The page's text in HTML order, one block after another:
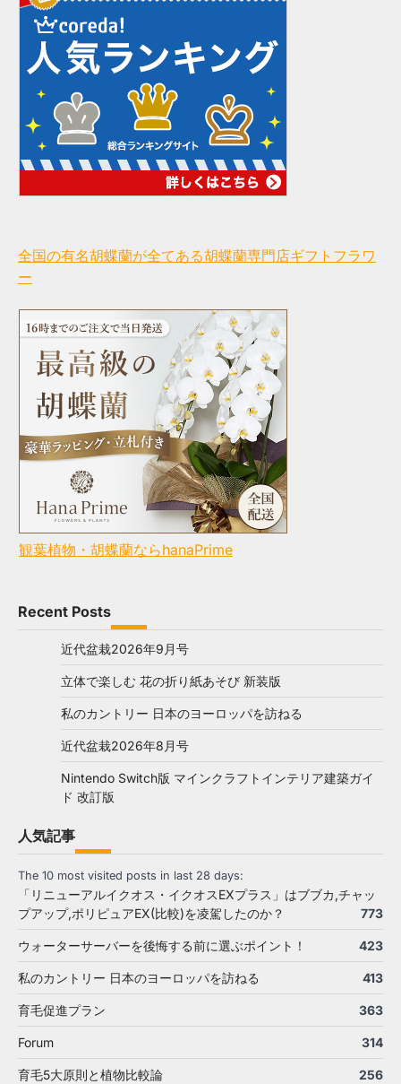
全国の有名胡蝶蘭が全てある胡蝶蘭専門店ギフトフラワ
ー
観葉植物・胡蝶蘭ならhanaPrime
Recent Posts
近代盆栽2026年9月号
立体で楽しむ 花の折り紙あそび 新装版
私のカントリー 日本のヨーロッパを訪ねる
近代盆栽2026年8月号
Nintendo Switch版 マインクラフトインテリア建築ガイ
ド 改訂版
人気記事
The 10 most visited posts in last 28 days:
「リニューアルイクオス・イクオスEXプラス」はブブカ,チャッ
プアップ,ポリピュアEX(比較)を凌駕したのか？
773
ウォーターサーバーを後悔する前に選ぶポイント！ 423
私のカントリー 日本のヨーロッパを訪ねる 413
育毛促進プラン 363
Forum 314
育毛5大原則と植物比較論 256